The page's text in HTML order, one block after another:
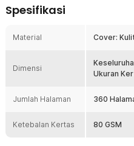
kesan premium.
sobek. Tersedia dalam berbagai
disesuaikan dengan gaya dan
yang stylish.
Fitur
Spesifikasi
Material Cover:
Dimensi
Ukuran
Jumlah Halaman 360
Ketebalan Kertas 80 GSM